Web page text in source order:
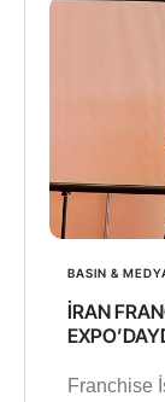
BASIN &
İRAN
Franchise